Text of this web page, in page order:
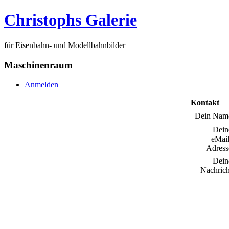
Christophs Galerie
für Eisenbahn- und Modellbahnbilder
Maschinenraum
Anmelden
Kontakt
Dein